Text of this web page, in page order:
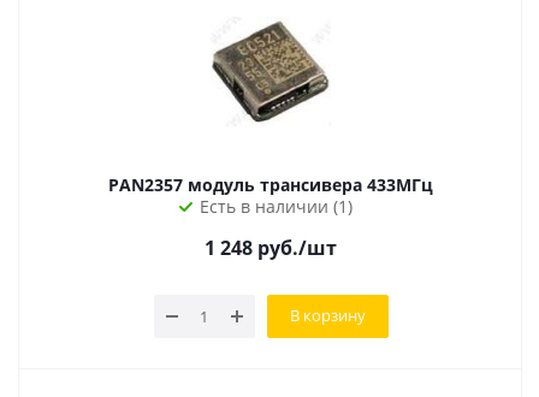
PAN2357 модуль трансивера 433МГц
Есть в наличии (1)
1 248 руб./шт
В корзину